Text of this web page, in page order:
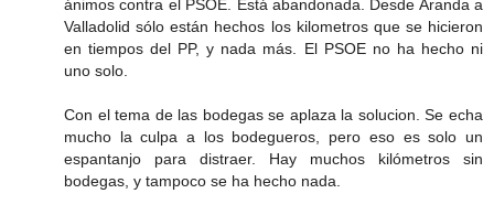
ánimos contra el PSOE. Está abandonada. Desde Aranda a
Valladolid sólo están hechos los kilometros que se hicieron
en tiempos del PP, y nada más. El PSOE no ha hecho ni
uno solo.
Con el tema de las bodegas se aplaza la solucion. Se echa
mucho la culpa a los bodegueros, pero eso es solo un
espantanjo para distraer. Hay muchos kilómetros sin
bodegas, y tampoco se ha hecho nada.